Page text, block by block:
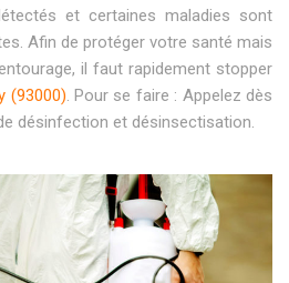
et certaines maladies sont
Afin de protéger votre santé mais
il faut rapidement stopper
(93000). Pour se faire : Appelez dès
désinfection et désinsectisation.